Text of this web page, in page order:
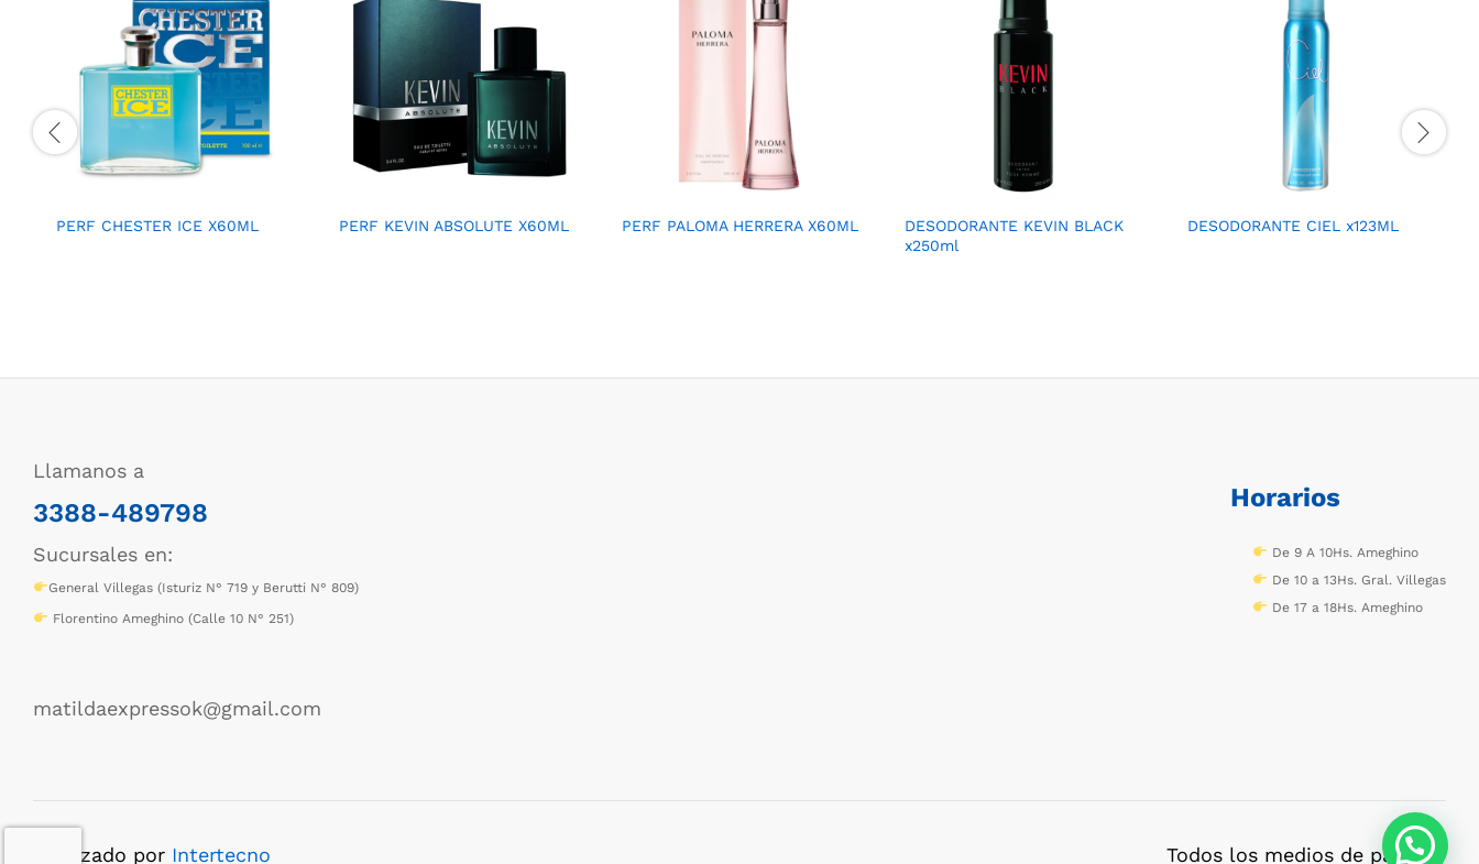
PERF CHESTER ICE X60ML PERF KEVIN ABSOLUTE X60ML PERF PALOMA HERRERA X60ML
DESODORANTE KEVIN BLACK
x250ml
DESODORANTE CIEL x123ML
Llamanos a
3388-489798
Sucursales en:
General Villegas (Isturiz N° 719 y Berutti N° 809)
Florentino Ameghino (Calle 10 N° 251)
matildaexpressok@gmail.com
Horarios
De 9 A 10Hs. Ameghino
De 10 a 13Hs. Gral. Villegas
De 17 a 18Hs. Ameghino
Realizado por Intertecno Todos los medios de pago